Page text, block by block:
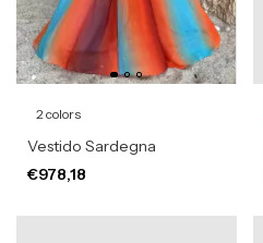
2 colors
Vestido Sardegna
€978,18